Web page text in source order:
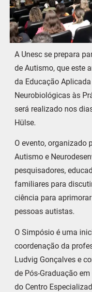
A Unesc se prepara
de Autismo, que este
da Educação
Neurobiológicas às
será realizado nos
Hülse.
O evento, organizado
Autismo e
pesquisadores,
familiares para
ciência para
pessoas autistas.
O Simpósio é uma
coordenação da
Ludvig Gonçalves e
de Pós-Graduação
do Centro